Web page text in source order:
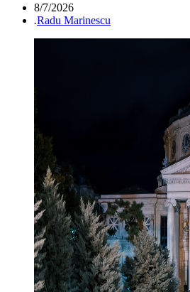
8/7/2026
.Radu Marinescu